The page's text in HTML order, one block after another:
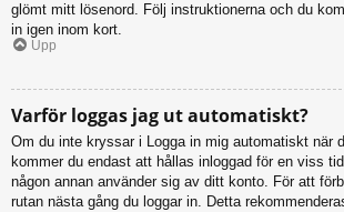
glömt mitt lösenord. Följ instruktionerna och du
in igen inom kort.
Upp
Varför loggas jag ut automatiskt?
Om du inte kryssar i Logga in mig automatiskt när
kommer du endast att hållas inloggad för en viss
någon annan använder sig av ditt konto. För att
rutan nästa gång du loggar in. Detta